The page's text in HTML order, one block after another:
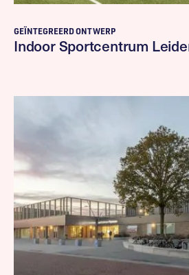
GEÏNTEGREERD ONTWERP
Indoor Sportcentrum